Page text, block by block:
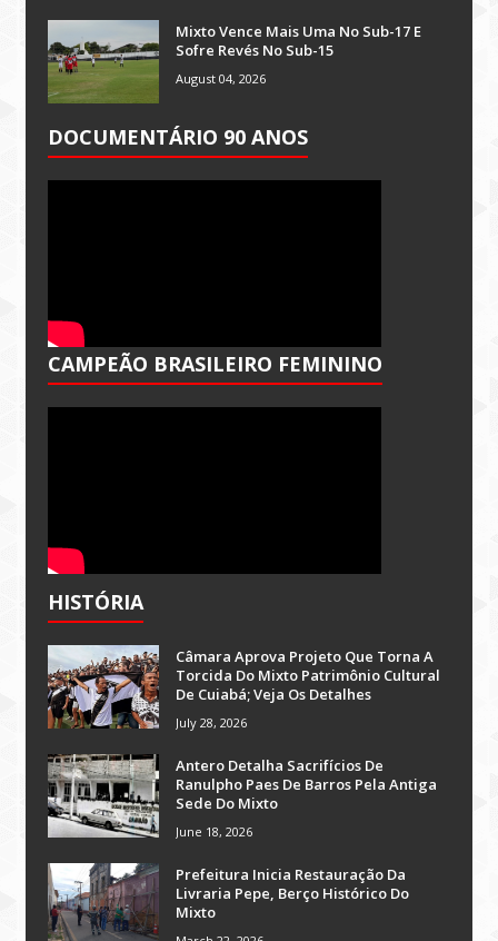
Mixto Vence Mais Uma No Sub-17 E
Sofre Revés No Sub-15
August 04, 2026
DOCUMENTÁRIO 90 ANOS
CAMPEÃO BRASILEIRO FEMININO
HISTÓRIA
Câmara Aprova Projeto Que Torna A
Torcida Do Mixto Patrimônio Cultural
De Cuiabá; Veja Os Detalhes
July 28, 2026
Antero Detalha Sacrifícios De
Ranulpho Paes De Barros Pela Antiga
Sede Do Mixto
June 18, 2026
Prefeitura Inicia Restauração Da
Livraria Pepe, Berço Histórico Do
Mixto